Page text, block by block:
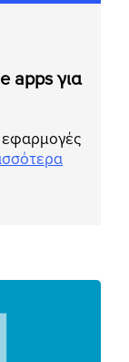
apps για
εφαρμογές